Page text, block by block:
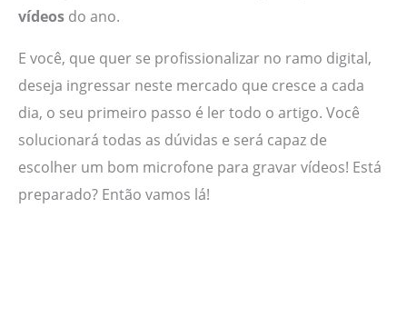
vídeos do ano.
E você, que quer se profissionalizar no ramo digital,
deseja ingressar neste mercado que cresce a cada
dia, o seu primeiro passo é ler todo o artigo. Você
solucionará todas as dúvidas e será capaz de
escolher um bom microfone para gravar vídeos! Está
preparado? Então vamos lá!